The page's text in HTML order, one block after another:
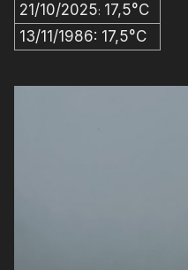
21/10/2025: 17,5°C
13/11/1986: 17,5°C